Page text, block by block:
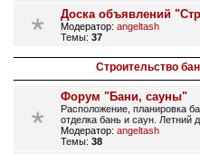
Доска объявлений
Модератор: angeltash
Темы: 37
Строительство
Форум "Бани, сауны"
Расположение, планировка
отделка бань и саун. Летний
Модератор: angeltash
Темы: 38